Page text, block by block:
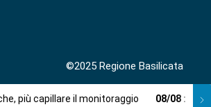
©2025 Regione Basilicata
più capillare il monitoraggio 08/08 :